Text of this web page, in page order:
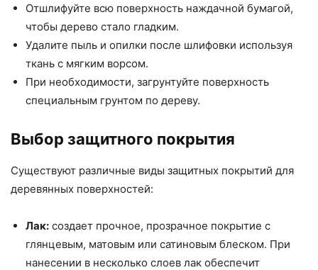
Отшлифуйте всю поверхность наждачной бумагой,
чтобы дерево стало гладким.
Удалите пыль и опилки после шлифовки используя
ткань с мягким ворсом.
При необходимости, загрунтуйте поверхность
специальным грунтом по дереву.
Выбор защитного покрытия
Существуют различные виды защитных покрытий для
деревянных поверхностей:
Лак: создает прочное, прозрачное покрытие с
глянцевым, матовым или сатиновым блеском. При
нанесении в несколько слоев лак обеспечит